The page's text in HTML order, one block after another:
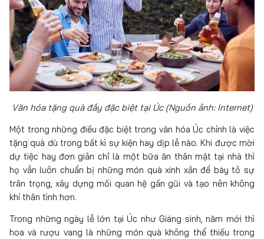
Văn hóa tặng quà đầy đặc biệt tại Úc (Nguồn ảnh: Internet)
Một trong những điều đặc biệt trong văn hóa Úc chính là việc
tặng quà dù trong bất kì sự kiện hay dịp lễ nào. Khi được mời
dự tiệc hay đơn giản chỉ là một bữa ăn thân mật tại nhà thì
họ vẫn luôn chuẩn bị những món quà xinh xắn để bày tỏ sự
trân trọng, xây dựng mối quan hệ gần gũi và tạo nên không
khí thân tình hơn.
Trong những ngày lễ lớn tại Úc như Giáng sinh, năm mới thì
hoa và rượu vang là những món quà không thể thiếu trong